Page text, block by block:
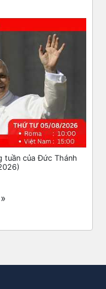
tuần của Đức Thánh
»